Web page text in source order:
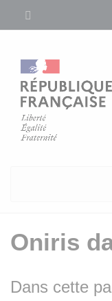
Oniris
Dans cette